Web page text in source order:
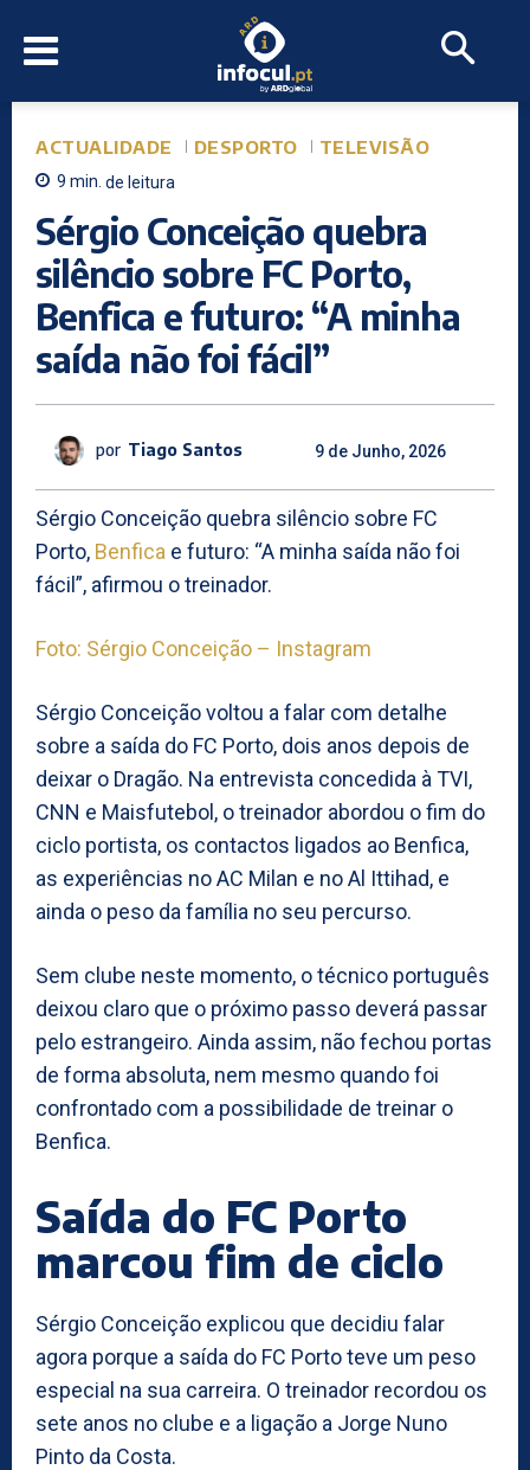
ACTUALIDADE DESPORTO TELEVISÃO
9 min. de leitura
Sérgio Conceição quebra
silêncio sobre FC Porto,
Benfica e futuro: “A minha
saída não foi fácil”
por Tiago Santos 9 de Junho, 2026
Sérgio Conceição quebra silêncio sobre FC
Porto, Benfica e futuro: “A minha saída não foi
fácil”, afirmou o treinador.
Foto: Sérgio Conceição – Instagram
Sérgio Conceição voltou a falar com detalhe
sobre a saída do FC Porto, dois anos depois de
deixar o Dragão. Na entrevista concedida à TVI,
CNN e Maisfutebol, o treinador abordou o fim do
ciclo portista, os contactos ligados ao Benfica,
as experiências no AC Milan e no Al Ittihad, e
ainda o peso da família no seu percurso.
Sem clube neste momento, o técnico português
deixou claro que o próximo passo deverá passar
pelo estrangeiro. Ainda assim, não fechou portas
de forma absoluta, nem mesmo quando foi
confrontado com a possibilidade de treinar o
Benfica.
Saída do FC Porto
marcou fim de ciclo
Sérgio Conceição explicou que decidiu falar
agora porque a saída do FC Porto teve um peso
especial na sua carreira. O treinador recordou os
sete anos no clube e a ligação a Jorge Nuno
Pinto da Costa.